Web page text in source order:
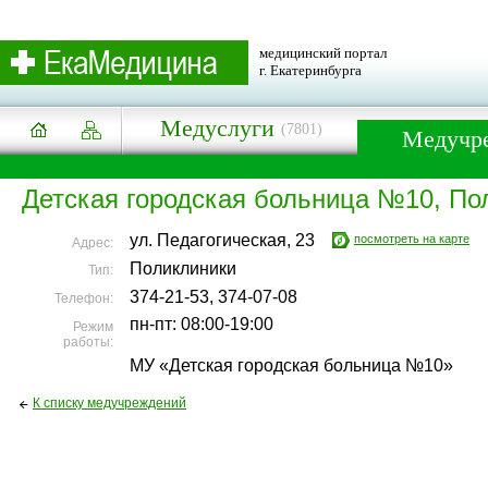
медицинский портал
г. Екатеринбурга
Медуслуги (7801)
Детская городская больница №10,
Адрес: ул. Педагогическая, 23 посмотреть на карте
Тип: Поликлиники
Телефон: 374-21-53, 374-07-08
Режим
работы:
пн-пт: 08:00-19:00
МУ «Детская городская больница №10»
К списку медучреждений